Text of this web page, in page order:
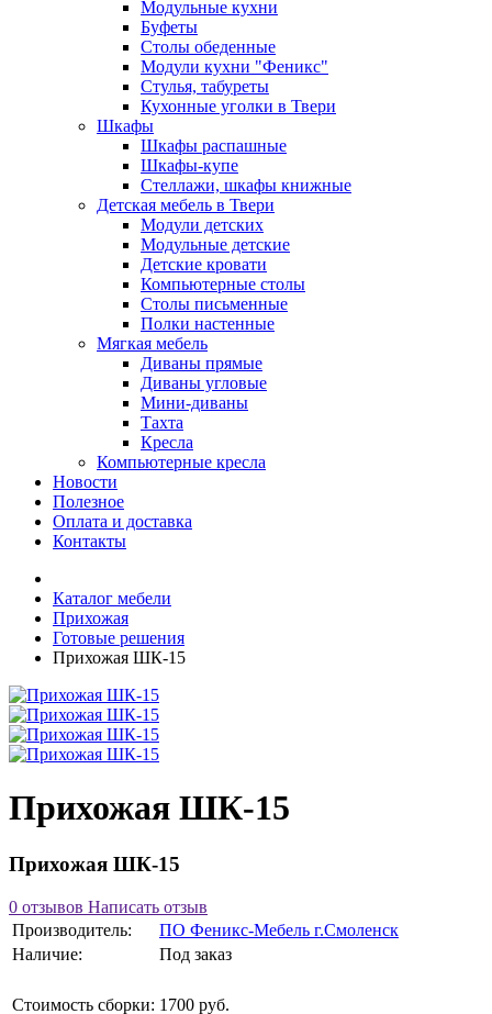
Модульные кухни
Буфеты
Столы обеденные
Модули кухни "Феникс"
Стулья, табуреты
Кухонные уголки в Твери
Шкафы
Шкафы распашные
Шкафы-купе
Стеллажи, шкафы книжные
Детская мебель в Твери
Модули детских
Модульные детские
Детские кровати
Компьютерные столы
Столы письменные
Полки настенные
Мягкая мебель
Диваны прямые
Диваны угловые
Мини-диваны
Тахта
Кресла
Компьютерные кресла
Новости
Полезное
Оплата и доставка
Контакты
Каталог мебели
Прихожая
Готовые решения
Прихожая ШК-15
Прихожая ШК-15
Прихожая ШК-15
0 отзывов Написать отзыв
Производитель:
ПО Феникс-Мебель г.Смоленск
Наличие:
Под заказ
Стоимость сборки: 1700 руб.